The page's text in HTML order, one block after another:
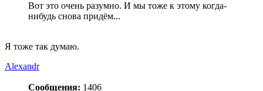
Вот это очень разумно. И мы тоже к этому когда-
нибудь снова придём...
Я тоже так думаю.
Alexandr
Сообщения: 1406